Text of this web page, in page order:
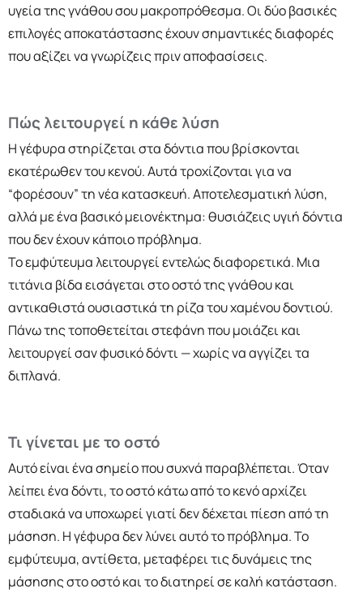
υγεία της γνάθου σου μακροπρόθεσμα. Οι δύο βασικές
επιλογές αποκατάστασης έχουν σημαντικές διαφορές
που αξίζει να γνωρίζεις πριν αποφασίσεις.
Πώς λειτουργεί η κάθε λύση
Η γέφυρα στηρίζεται στα δόντια που βρίσκονται
εκατέρωθεν του κενού. Αυτά τροχίζονται για να
“φορέσουν” τη νέα κατασκευή. Αποτελεσματική λύση,
αλλά με ένα βασικό μειονέκτημα: θυσιάζεις υγιή δόντια
που δεν έχουν κάποιο πρόβλημα.
Το εμφύτευμα λειτουργεί εντελώς διαφορετικά. Μια
τιτάνια βίδα εισάγεται στο οστό της γνάθου και
αντικαθιστά ουσιαστικά τη ρίζα του χαμένου δοντιού.
Πάνω της τοποθετείται στεφάνη που μοιάζει και
λειτουργεί σαν φυσικό δόντι — χωρίς να αγγίζει τα
διπλανά.
Τι γίνεται με το οστό
Αυτό είναι ένα σημείο που συχνά παραβλέπεται. Όταν
λείπει ένα δόντι, το οστό κάτω από το κενό αρχίζει
σταδιακά να υποχωρεί γιατί δεν δέχεται πίεση από τη
μάσηση. Η γέφυρα δεν λύνει αυτό το πρόβλημα. Το
εμφύτευμα, αντίθετα, μεταφέρει τις δυνάμεις της
μάσησης στο οστό και το διατηρεί σε καλή κατάσταση.